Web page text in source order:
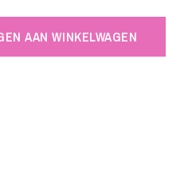
AAN WINKELWAGEN